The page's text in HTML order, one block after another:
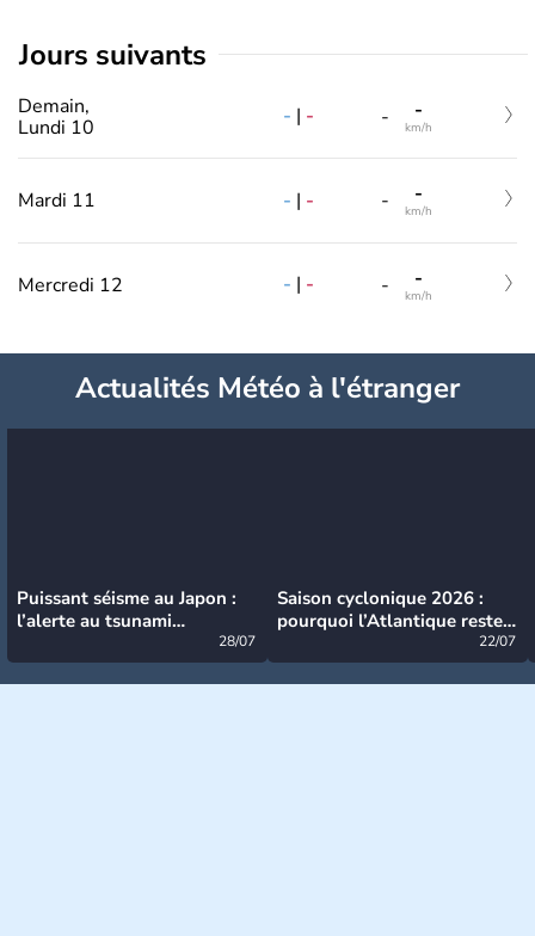
jours suivants
Demain,
Lundi 10
- | - - -
km/h
Mardi 11 - | - - -
km/h
Mercredi 12 - | - - -
km/h
Actualités Météo à l'étranger
Puissant séisme au Japon :
l’alerte au tsunami
28/07
Saison cyclonique 2026 :
pourquoi l’Atlantique reste
22/07